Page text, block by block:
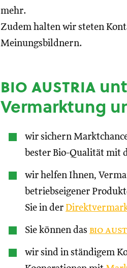
mehr.
Zudem halten wir steten
Meinungsbildnern.
bio austria
Vermarktung
wir sichern
bester Bio-Qualität mit
wir helfen Ihnen,
betriebseigener
Sie in der
Sie können das bio
wir sind in ständigem